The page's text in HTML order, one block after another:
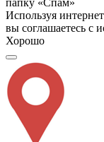
Используя
вы соглашаетесь с
Хорошо